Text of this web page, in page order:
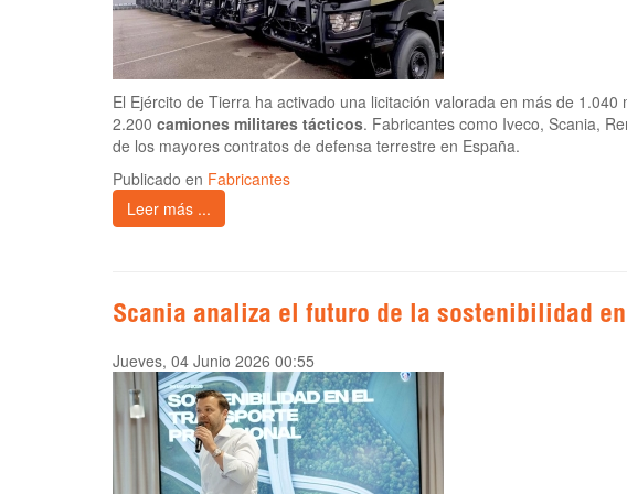
El Ejército de Tierra ha activado una licitación valorada en más de
2.200 camiones militares tácticos. Fabricantes como Iveco, Scania,
de los mayores contratos de defensa terrestre en España.
Publicado en Fabricantes
Leer más ...
Scania analiza el futuro de la sostenibilidad
Jueves, 04 Junio 2026 00:55